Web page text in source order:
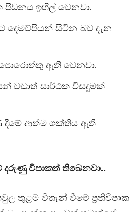
පීඩනය ඉහිල් වෙනවා.
සිටින බව දැන
ඇති වෙනවා.
වඩාත් සාර්ථක විසදුමක්
දීමේ ආත්ම ශක්තිය ඇති
දරුණු විපාකත් තිබෙනවා..
තුළම විතැන් වීමේ ප්‍රතිවිපාක